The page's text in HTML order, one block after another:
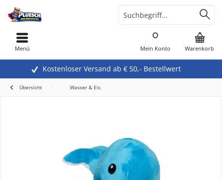
Kostenloser Versand ab € 50,- Bestellwert
Warenkorb
Mein Konto
Menü
Übersicht Wasser & Eis